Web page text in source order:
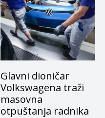
Glavni dioničar
Volkswagena traži
masovna
otpuštanja radnika